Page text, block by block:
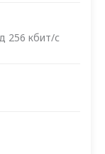
256 кбит/с